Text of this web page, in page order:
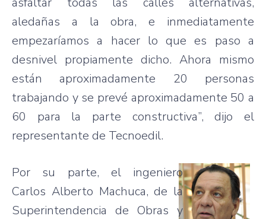
aledañas a la obra, e inmediatamente
empezaríamos a hacer lo que es paso a
desnivel propiamente dicho. Ahora mismo
están aproximadamente 20 personas
trabajando y se prevé aproximadamente 50 a
60 para la parte constructiva”, dijo el
representante de Tecnoedil.
Por su parte, el ingeniero
Carlos Alberto Machuca, de la
Superintendencia de Obras y